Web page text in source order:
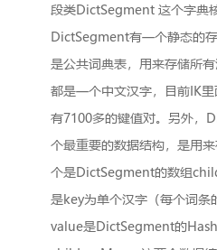
段类DictSegment 这个字典
DictSegment有一个静态的
是公共词典表，用来存储所
都是一个中文汉字，目前IK
有7100多的键值对。另外，
个最重要的数据结构，是用
个是DictSegment的数组
是key为单个汉字（每个词条
value是DictSegment的